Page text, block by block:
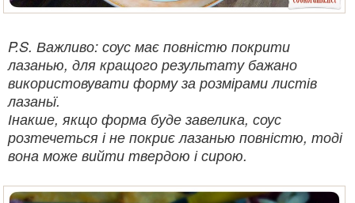
P.S. Важливо: соус має повністю покрити
лазанью, для кращого результату бажано
використовувати форму за розмірами листів
лазаньї.
Інакше, якщо форма буде завелика, соус
розтечеться і не покриє лазанью повністю, тоді
вона може вийти твердою і сирою.